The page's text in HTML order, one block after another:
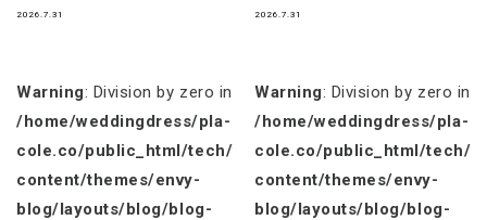
2026.7.31 2026.7.31
Warning: Division by zero in
/home/weddingdress/pla-
cole.co/public_html/tech/wp-
content/themes/envy-
blog/layouts/blog/blog-
Warning: Division by zero in
/home/weddingdress/pla-
cole.co/public_html/tech/
content/themes/envy-
blog/layouts/blog/blog-